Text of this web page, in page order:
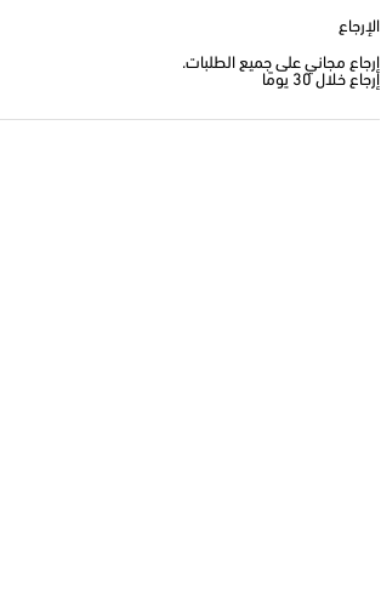
الإرجاع
إرجاع مجاني على جميع الطلبات.
إرجاع خلال 30 يومًا